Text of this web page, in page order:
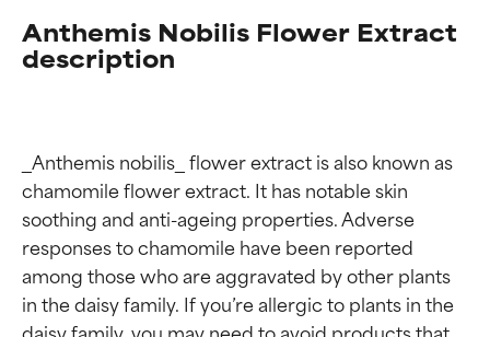
Anthemis Nobilis Flower Extract
description
_Anthemis nobilis_ flower extract is also known as
chamomile flower extract. It has notable skin
soothing and anti-ageing properties. Adverse
responses to chamomile have been reported
among those who are aggravated by other plants
in the daisy family. If you’re allergic to plants in the
daisy family, you may need to avoid products that